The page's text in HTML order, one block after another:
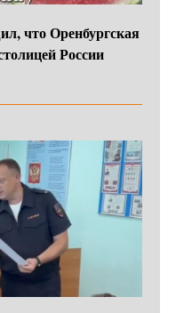
что Оренбургская
России